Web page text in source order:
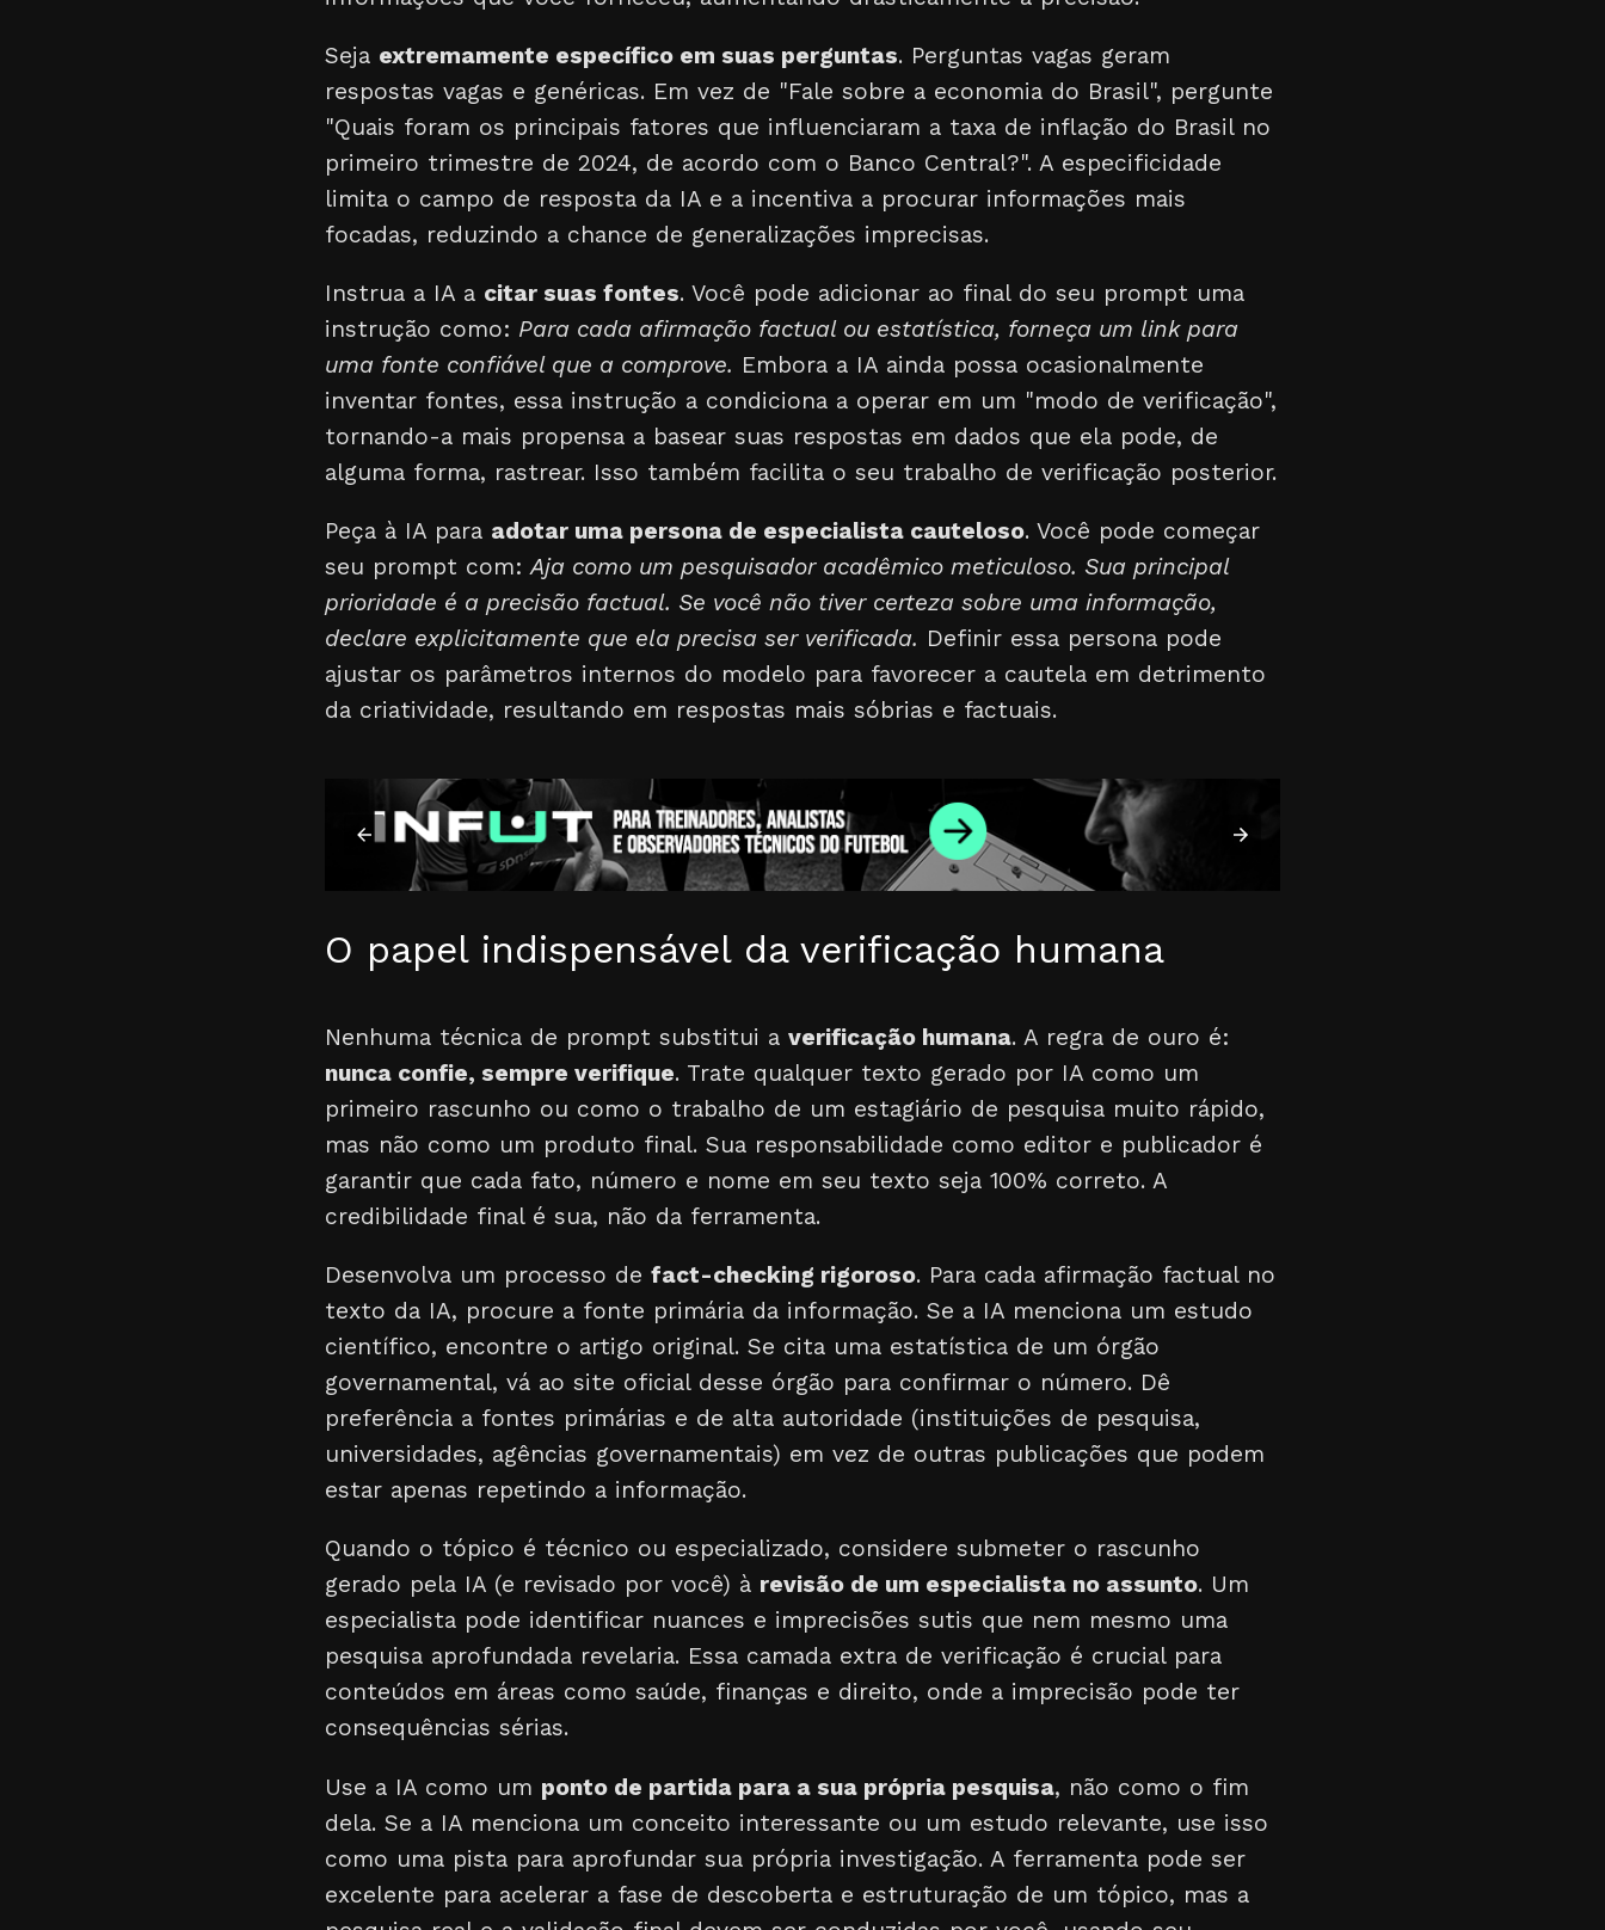
Seja extremamente específico em suas perguntas. Perguntas vagas geram
respostas vagas e genéricas. Em vez de "Fale sobre a economia do Brasil", pergunte
"Quais foram os principais fatores que influenciaram a taxa de inflação do Brasil no
primeiro trimestre de 2024, de acordo com o Banco Central?". A especificidade
limita o campo de resposta da IA e a incentiva a procurar informações mais
focadas, reduzindo a chance de generalizações imprecisas.
Instrua a IA a citar suas fontes. Você pode adicionar ao final do seu prompt uma
instrução como: Para cada afirmação factual ou estatística, forneça um link para
uma fonte confiável que a comprove. Embora a IA ainda possa ocasionalmente
inventar fontes, essa instrução a condiciona a operar em um "modo de verificação",
tornando-a mais propensa a basear suas respostas em dados que ela pode, de
alguma forma, rastrear. Isso também facilita o seu trabalho de verificação posterior.
Peça à IA para adotar uma persona de especialista cauteloso. Você pode começar
seu prompt com:Aja como um pesquisador acadêmico meticuloso. Sua principal
prioridade é a precisão factual. Se você não tiver certeza sobre uma informação,
declare explicitamente que ela precisa ser verificada. Definir essa persona pode
ajustar os parâmetros internos do modelo para favorecer a cautela em detrimento
da criatividade, resultando em respostas mais sóbrias e factuais.
O papel indispensável da verificação humana
Nenhuma técnica de prompt substitui a verificação humana. A regra de ouro é:
nunca confie, sempre verifique. Trate qualquer texto gerado por IA como um
primeiro rascunho ou como o trabalho de um estagiário de pesquisa muito rápido,
mas não como um produto final. Sua responsabilidade como editor e publicador é
garantir que cada fato, número e nome em seu texto seja 100% correto. A
credibilidade final é sua, não da ferramenta.
Desenvolva um processo de fact-checking rigoroso. Para cada afirmação factual no
texto da IA, procure a fonte primária da informação. Se a IA menciona um estudo
científico, encontre o artigo original. Se cita uma estatística de um órgão
governamental, vá ao site oficial desse órgão para confirmar o número. Dê
preferência a fontes primárias e de alta autoridade (instituições de pesquisa,
universidades, agências governamentais) em vez de outras publicações que podem
estar apenas repetindo a informação.
Quando o tópico é técnico ou especializado, considere submeter o rascunho
gerado pela IA (e revisado por você) à revisão de um especialista no assunto. Um
especialista pode identificar nuances e imprecisões sutis que nem mesmo uma
pesquisa aprofundada revelaria. Essa camada extra de verificação é crucial para
conteúdos em áreas como saúde, finanças e direito, onde a imprecisão pode ter
consequências sérias.
Use a IA como um ponto de partida para a sua própria pesquisa, não como o fim
dela. Se a IA menciona um conceito interessante ou um estudo relevante, use isso
como uma pista para aprofundar sua própria investigação. A ferramenta pode ser
excelente para acelerar a fase de descoberta e estruturação de um tópico, mas a